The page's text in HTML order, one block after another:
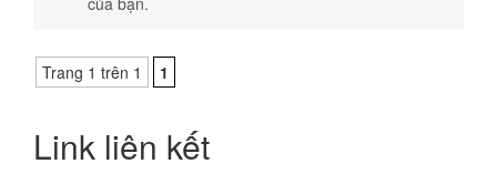
Trang 1 trên 1 1
Link liên kết